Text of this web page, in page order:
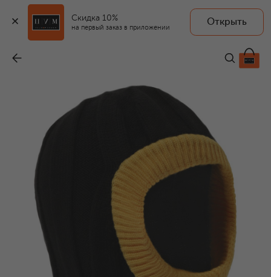
Скидка 10%
на первый заказ в приложении
Открыть
36 600 ₽